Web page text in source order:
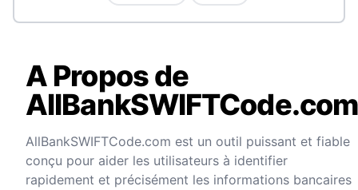
A Propos de
AllBankSWIFTCode.com
AllBankSWIFTCode.com est un outil puissant et fiable
conçu pour aider les utilisateurs à identifier
rapidement et précisément les informations bancaires